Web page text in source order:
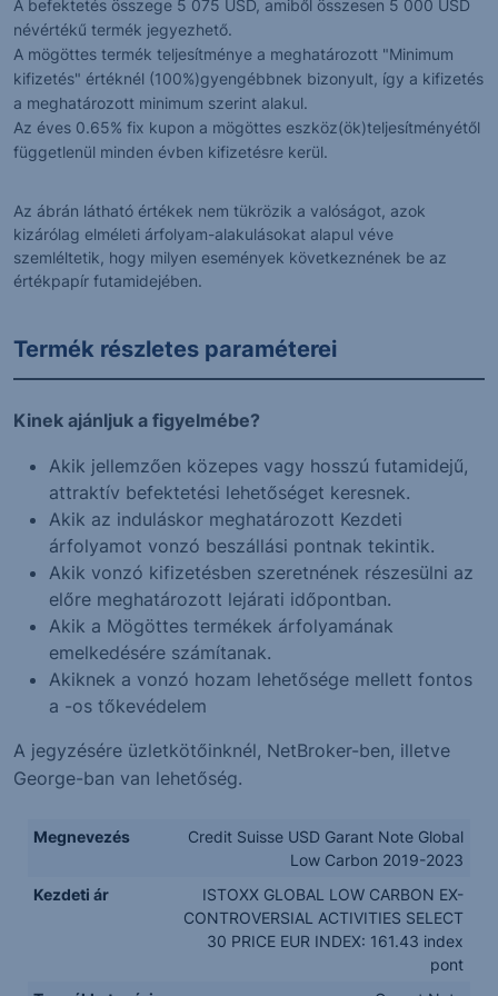
A befektetés összege 5 075 USD, amiből összesen 5 000 USD
névértékű termék jegyezhető.
A mögöttes termék teljesítménye a meghatározott "Minimum
kifizetés" értéknél (100%)gyengébbnek bizonyult, így a kifizetés
a meghatározott minimum szerint alakul.
Az éves 0.65% fix kupon a mögöttes eszköz(ök)teljesítményétől
függetlenül minden évben kifizetésre kerül.
Az ábrán látható értékek nem tükrözik a valóságot, azok
kizárólag elméleti árfolyam-alakulásokat alapul véve
szemléltetik, hogy milyen események következnének be az
értékpapír futamidejében.
Termék részletes paraméterei
Kinek ajánljuk a figyelmébe?
Akik jellemzően közepes vagy hosszú futamidejű,
attraktív befektetési lehetőséget keresnek.
Akik az induláskor meghatározott Kezdeti
árfolyamot vonzó beszállási pontnak tekintik.
Akik vonzó kifizetésben szeretnének részesülni az
előre meghatározott lejárati időpontban.
Akik a Mögöttes termékek árfolyamának
emelkedésére számítanak.
Akiknek a vonzó hozam lehetősége mellett fontos
a -os tőkevédelem
A jegyzésére üzletkötőinknél, NetBroker-ben, illetve
George-ban van lehetőség.
Megnevezés
Credit Suisse USD Garant Note Global
Low Carbon 2019-2023
Kezdeti ár
ISTOXX GLOBAL LOW CARBON EX-
CONTROVERSIAL ACTIVITIES SELECT
30 PRICE EUR INDEX: 161.43 index
pont